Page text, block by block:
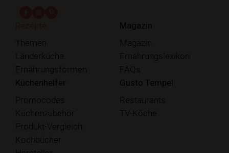
Themen
Länderküche
Ernährungsformen
Magazin
Magazin
Ernährungslexikon
FAQs
Küchenhelfer
Promocodes
Küchenzubehör
Produkt-Vergleich
Kochbücher
Gusto Tempel
Restaurants
TV-Köche